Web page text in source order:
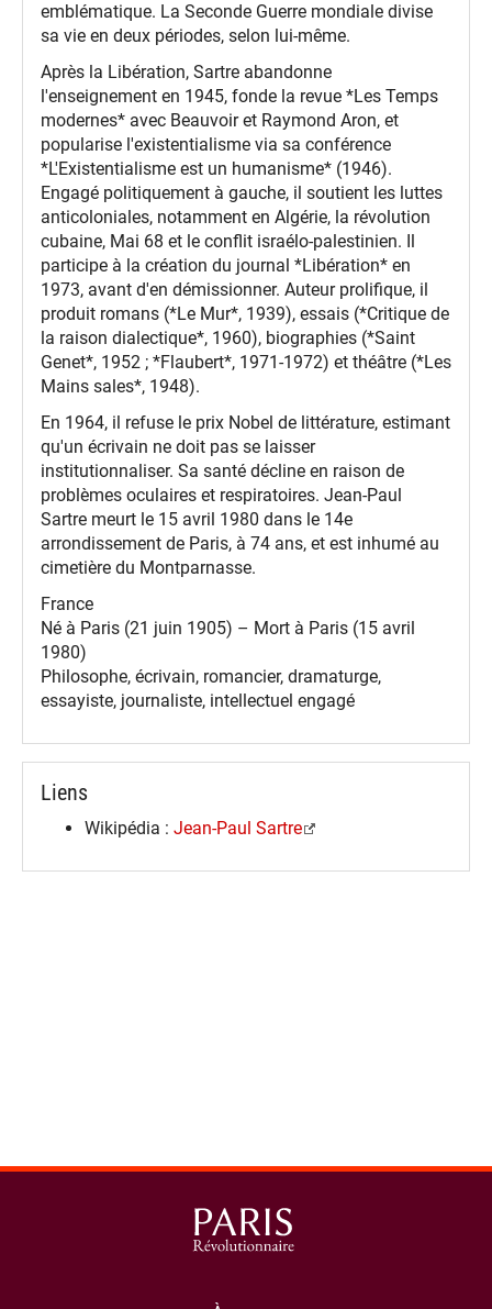
emblématique. La Seconde Guerre mondiale divise
sa vie en deux périodes, selon lui-même.
Après la Libération, Sartre abandonne
l'enseignement en 1945, fonde la revue *Les Temps
modernes* avec Beauvoir et Raymond Aron, et
popularise l'existentialisme via sa conférence
*L'Existentialisme est un humanisme* (1946).
Engagé politiquement à gauche, il soutient les luttes
anticoloniales, notamment en Algérie, la révolution
cubaine, Mai 68 et le conflit israélo-palestinien. Il
participe à la création du journal *Libération* en
1973, avant d'en démissionner. Auteur prolifique, il
produit romans (*Le Mur*, 1939), essais (*Critique de
la raison dialectique*, 1960), biographies (*Saint
Genet*, 1952 ; *Flaubert*, 1971-1972) et théâtre (*Les
Mains sales*, 1948).
En 1964, il refuse le prix Nobel de littérature, estimant
qu'un écrivain ne doit pas se laisser
institutionnaliser. Sa santé décline en raison de
problèmes oculaires et respiratoires. Jean-Paul
Sartre meurt le 15 avril 1980 dans le 14e
arrondissement de Paris, à 74 ans, et est inhumé au
cimetière du Montparnasse.
France
Né à Paris (21 juin 1905) – Mort à Paris (15 avril
1980)
Philosophe, écrivain, romancier, dramaturge,
essayiste, journaliste, intellectuel engagé
Liens
Wikipédia : Jean-Paul Sartre